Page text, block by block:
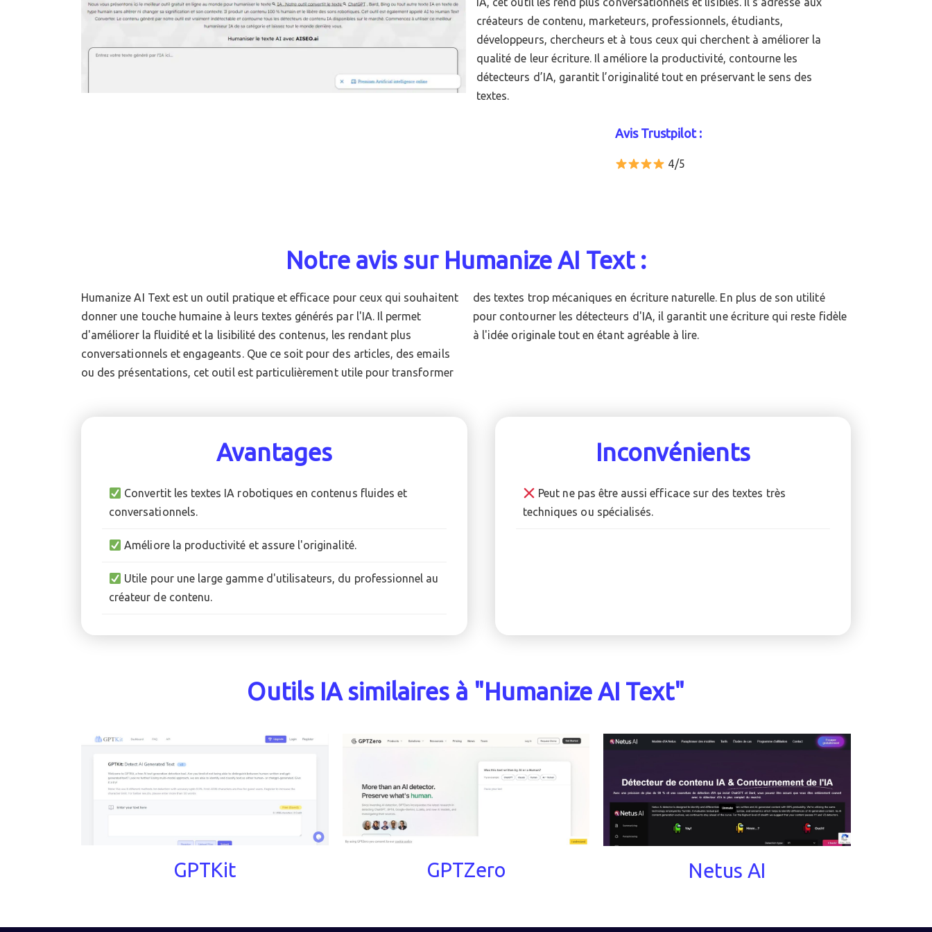
créateurs de contenu, marketeurs, professionnels, étudiants,
développeurs, chercheurs et à tous ceux qui cherchent à améliorer la
qualité de leur écriture. Il améliore la productivité, contourne les
détecteurs d’IA, garantit l’originalité tout en préservant le sens des
textes.
Avis Trustpilot :
4/5
Notre avis sur Humanize AI Text :
Humanize AI Text est un outil pratique et efficace pour ceux qui souhaitent
donner une touche humaine à leurs textes générés par l'IA. Il permet
d'améliorer la fluidité et la lisibilité des contenus, les rendant plus
conversationnels et engageants. Que ce soit pour des articles, des emails
ou des présentations, cet outil est particulièrement utile pour transformer
des textes trop mécaniques en écriture naturelle. En plus de son utilité
pour contourner les détecteurs d'IA, il garantit une écriture qui reste fidèle
à l'idée originale tout en étant agréable à lire.
Avantages
Convertit les textes IA robotiques en contenus fluides et
conversationnels.
Améliore la productivité et assure l'originalité.
Utile pour une large gamme d'utilisateurs, du professionnel au
créateur de contenu.
Inconvénients
Peut ne pas être aussi efficace sur des textes très
techniques ou spécialisés.
Outils IA similaires à "Humanize AI Text"
GPTKit GPTZero Netus AI